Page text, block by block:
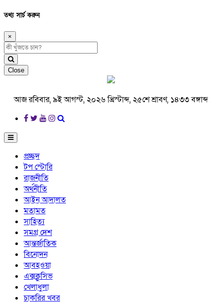
তথ্য সার্চ করুন
×
Close
আজ রবিবার, ৯ই আগস্ট, ২০২৬ খ্রিস্টাব্দ, ২৫শে শ্রাবণ, ১৪৩৩ বঙ্গাব্দ
প্রচ্ছদ
টপ স্টোরি
রাজনীতি
অর্থনীতি
আইন আদালত
মতামত
সাহিত্য
সমগ্র দেশ
আন্তর্জাতিক
বিনোদন
আবহওয়া
এক্সক্লুসিভ
খেলাধুলা
চাকরির খবর